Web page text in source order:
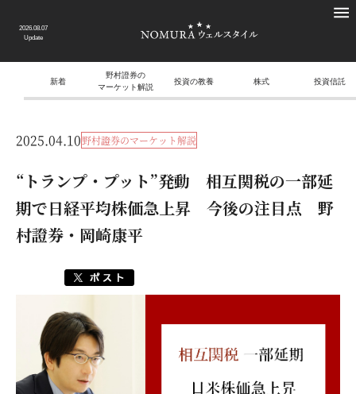
2026.08.07
Update
新着
野村證券の
マーケット解説
投資の教養 株式 投資信託
2025.04.10野村證券のマーケット解説
“トランプ・プット”発動 相互関税の一部延
期で日経平均株価急上昇 今後の注目点 野
村證券・岡崎康平